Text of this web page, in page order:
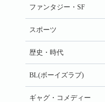
ファンタジー・SF
スポーツ
歴史・時代
BL(ボーイズラブ)
ギャグ・コメディー